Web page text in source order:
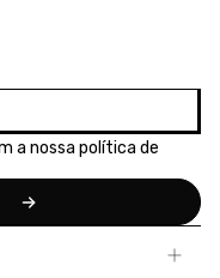
a nossa política de